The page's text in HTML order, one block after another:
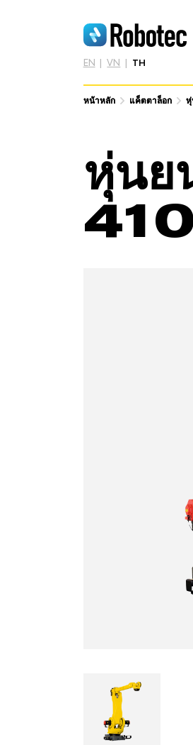
EN VN TH
หน้าหลัก แค็ตตาล็อก หุ่
หน้าหลัก แค็ตตาล็อก หุ่
หุ่น